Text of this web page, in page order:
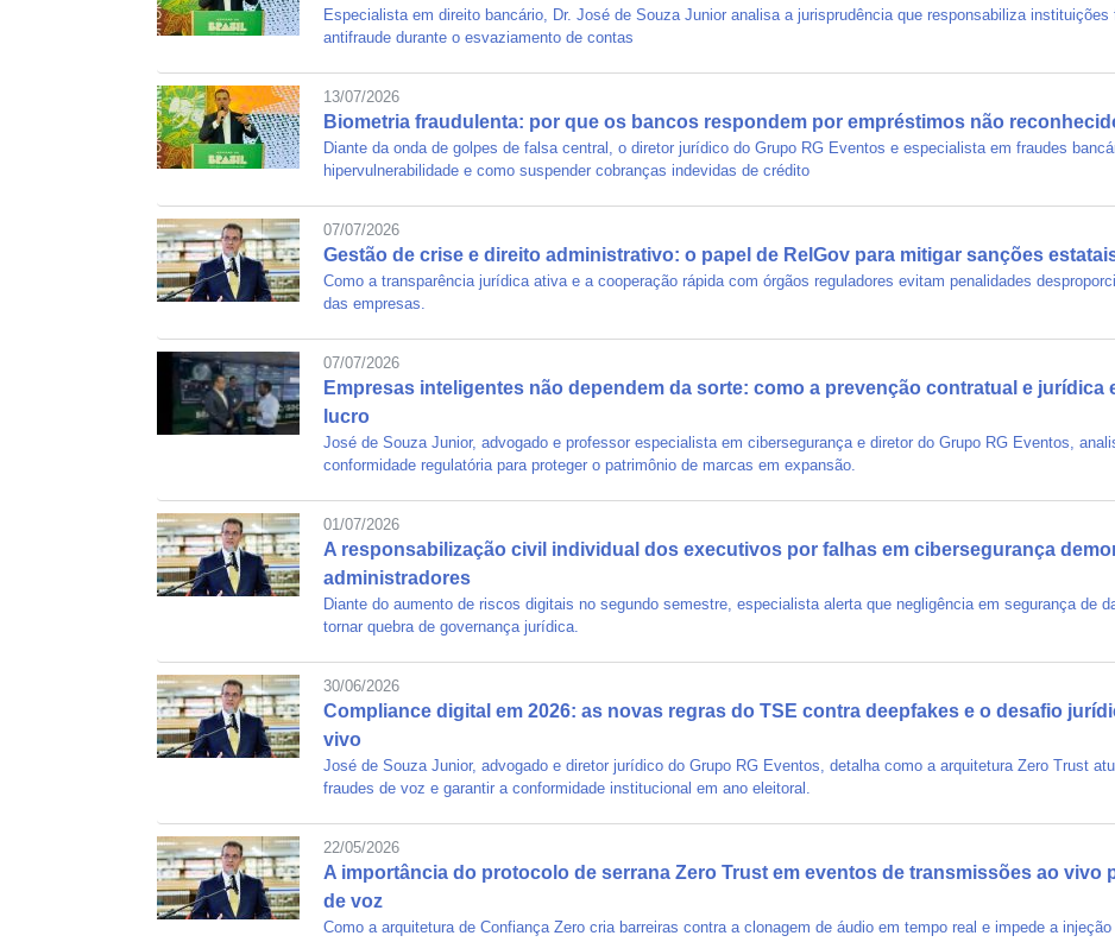
Especialista em direito bancário, Dr. José de Souza Junior analisa a jurisprudência que responsabiliza
antifraude durante o esvaziamento de contas
13/07/2026
Biometria fraudulenta: por que os bancos respondem por empréstimos não
Diante da onda de golpes de falsa central, o diretor jurídico do Grupo RG Eventos e especialista em fraudes
hipervulnerabilidade e como suspender cobranças indevidas de crédito
07/07/2026
Gestão de crise e direito administrativo: o papel de RelGov para mitigar sanções
Como a transparência jurídica ativa e a cooperação rápida com órgãos reguladores evitam penalidades
das empresas.
07/07/2026
Empresas inteligentes não dependem da sorte: como a prevenção contratual e jurídica
lucro
José de Souza Junior, advogado e professor especialista em cibersegurança e diretor do Grupo RG Eventos,
conformidade regulatória para proteger o patrimônio de marcas em expansão.
01/07/2026
A responsabilização civil individual dos executivos por falhas em cibersegurança
administradores
Diante do aumento de riscos digitais no segundo semestre, especialista alerta que negligência em segurança de
tornar quebra de governança jurídica.
30/06/2026
Compliance digital em 2026: as novas regras do TSE contra deepfakes e o desafio
vivo
José de Souza Junior, advogado e diretor jurídico do Grupo RG Eventos, detalha como a arquitetura Zero Trust
fraudes de voz e garantir a conformidade institucional em ano eleitoral.
22/05/2026
A importância do protocolo de serrana Zero Trust em eventos de transmissões ao vivo
de voz
Como a arquitetura de Confiança Zero cria barreiras contra a clonagem de áudio em tempo real e impede a